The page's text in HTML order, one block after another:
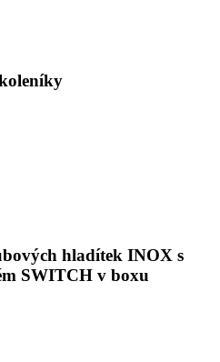
hladítek INOX s
SWITCH v boxu